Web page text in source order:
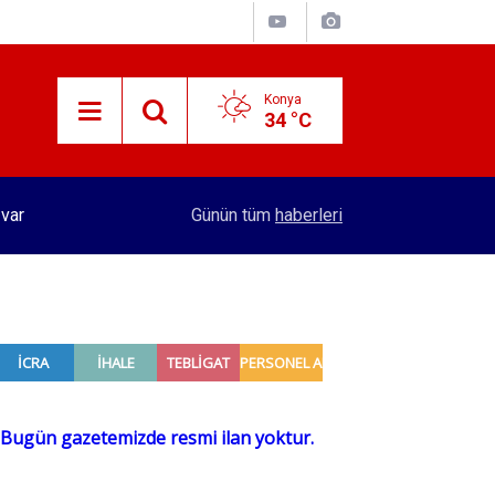
Konya
34 °C
Merkez Bankası rezervleri açıklandı
Günün tüm haberleri